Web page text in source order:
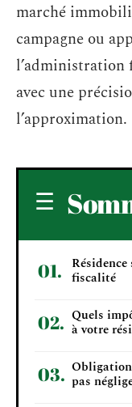
marché
campagne ou
l’administration
avec une
l’approximation.
fiscalité
Quels
à votre
pas